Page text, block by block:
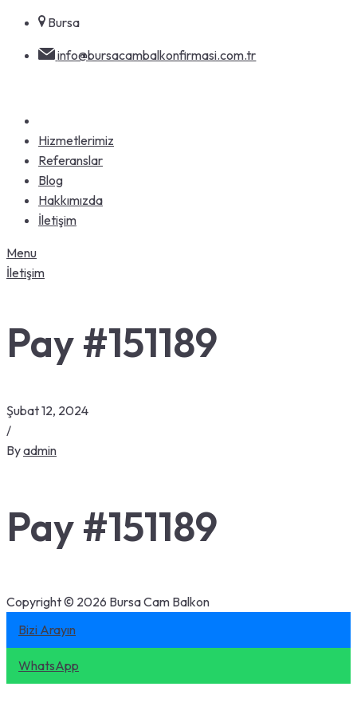
Skip
content
Bursa
info@bursacambalkonfirmasi.com.tr
Hizmetlerimiz
Referanslar
Blog
Hakkımızda
İletişim
Menu
İletişim
Pay #151189
Şubat 12, 2024
/
Byadmin
Pay #151189
Copyright © 2026 Bursa Cam Balkon
Bizi Arayın
WhatsApp